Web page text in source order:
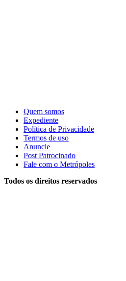
Quem somos
Expediente
Política de Privacidade
Termos de uso
Anuncie
Post Patrocinado
Fale com o Metrópoles
Todos os direitos reservados